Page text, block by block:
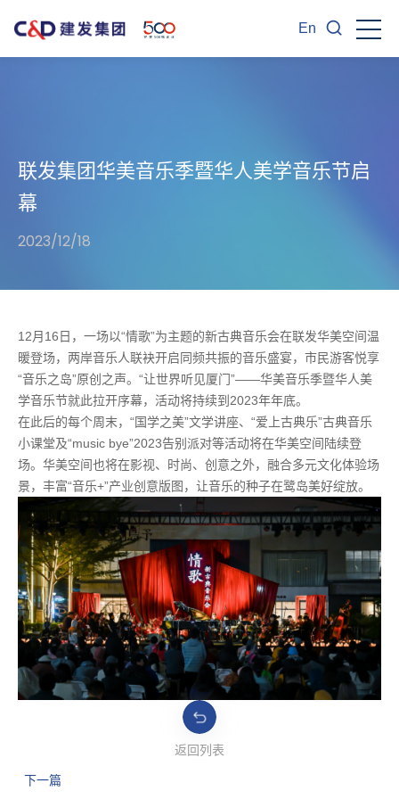
En
联发集团华美音乐季暨华人美学音乐节启
幕
2023/12/18
12月16日，一场以“情歌”为主题的新古典音乐会在联发华美空间温
暖登场，两岸音乐人联袂开启同频共振的音乐盛宴，市民游客悦享
“音乐之岛”原创之声。“让世界听见厦门”——华美音乐季暨华人美
学音乐节就此拉开序幕，活动将持续到2023年年底。
在此后的每个周末，“国学之美”文学讲座、“爱上古典乐”古典音乐
小课堂及“music bye”2023告别派对等活动将在华美空间陆续登
场。华美空间也将在影视、时尚、创意之外，融合多元文化体验场
景，丰富“音乐+”产业创意版图，让音乐的种子在鹭岛美好绽放。
返回列表
下一篇